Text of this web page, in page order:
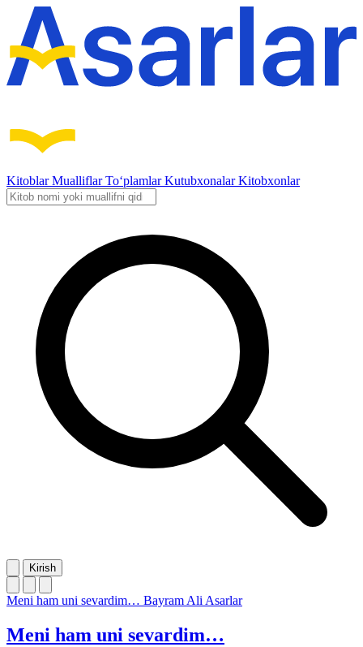
KitoblarMualliflarTo‘plamlarKutubxonalarKitobxonlar
Kirish
Meni ham uni sevardim… Bayram AliAsarlar
Meni ham uni sevardim…